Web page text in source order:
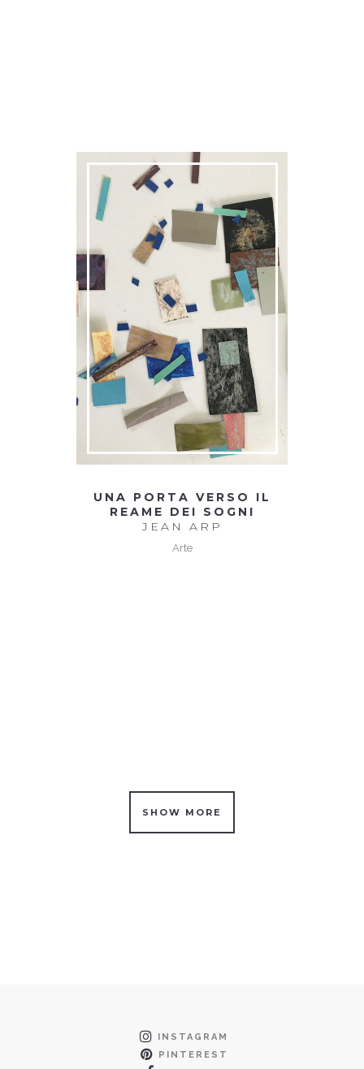
UNA PORTA VERSO IL
REAME DEI SOGNI
JEAN ARP
Arte
SHOW MORE
INSTAGRAM
PINTEREST